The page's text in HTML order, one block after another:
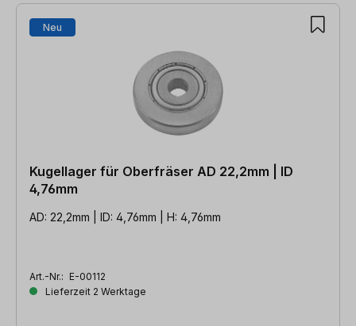
Neu
Kugellager für Oberfräser AD 22,2mm | ID
4,76mm
AD: 22,2mm | ID: 4,76mm | H: 4,76mm
Art.-Nr.: E-00112
Lieferzeit 2 Werktage